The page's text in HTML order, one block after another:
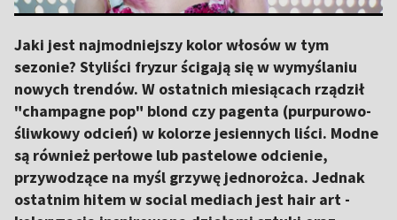
Jaki jest najmodniejszy kolor włosów w tym
sezonie? Styliści fryzur ścigają się w wymyślaniu
nowych trendów. W ostatnich miesiącach rządził
"champagne pop" blond czy pagenta (purpurowo-
śliwkowy odcień) w kolorze jesiennych liści. Modne
są również perłowe lub pastelowe odcienie,
przywodzące na myśl grzywę jednorożca. Jednak
ostatnim hitem w social mediach jest hair art -